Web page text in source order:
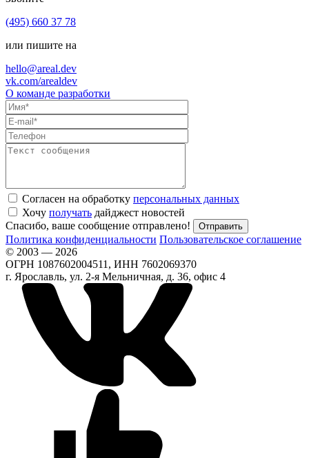
(495) 660 37 78
или пишите на
hello@areal.dev
vk.com/arealdev
О команде разработки
Согласен на обработку персональных данных
Хочу получать дайджест новостей
Спасибо, ваше сообщение отправлено!
Политика конфиденциальности Пользовательское соглашение
© 2003 — 2026
ОГРН 1087602004511, ИНН 7602069370
г. Ярославль, ул. 2-я Мельничная, д. 36, офис 4